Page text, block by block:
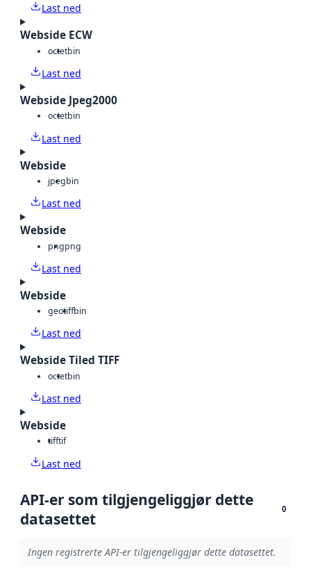
Last ned
Webside ECW
octetbin
Last ned
Webside Jpeg2000
octetbin
Last ned
Webside
jpegbin
Last ned
Webside
pngpng
Last ned
Webside
geotiffbin
Last ned
Webside Tiled TIFF
octetbin
Last ned
Webside
tifftif
Last ned
API-er som tilgjengeliggjør dette
datasettet
0
Ingen registrerte API-er tilgjengeliggjør dette datasettet.